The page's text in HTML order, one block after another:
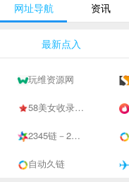
网址导航 资讯
最新点入
玩维资源网
58美女收录网-自动收录网站-流量交换-自动链
2345链－2345自助链，2345网址目录，2345网址导航
自动久链